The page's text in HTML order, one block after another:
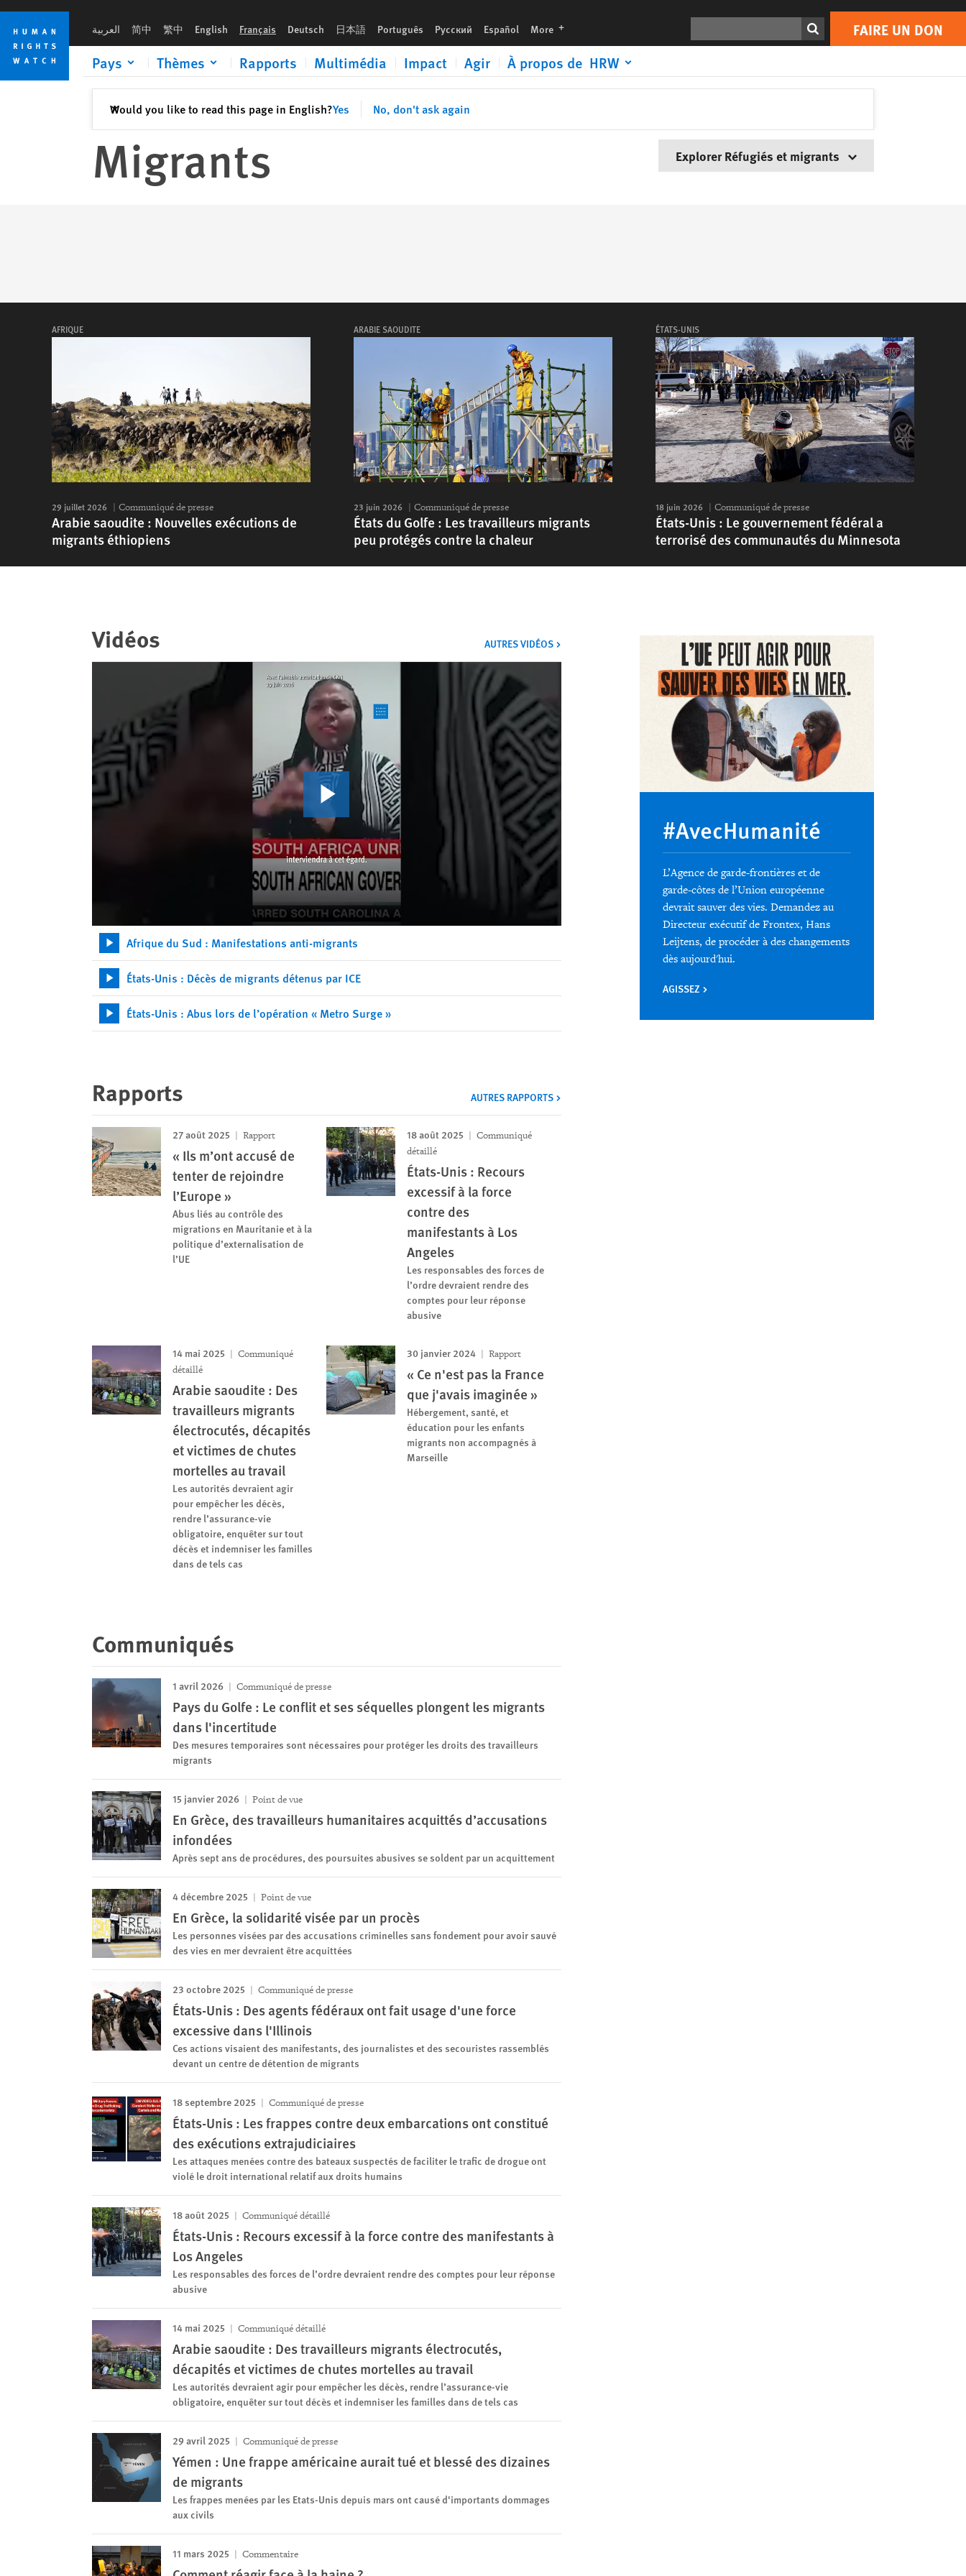
Skip
cookie
privacy
notice
Skip
main
content
العربية 简中 繁中 English Français Deutsch 日本語 Português Русский Español More languages FAIRE UN DON
Pays Thèmes Rapports Multimédia Impact Agir À propos de HRW
Would you like to read this page in English?Yes No, don't ask again
✕Fermer
Explorer Réfugiés et migrants
Migrants
AFRIQUE
29 juillet 2026 Communiqué de presse
Arabie saoudite : Nouvelles exécutions de
migrants éthiopiens
ARABIE SAOUDITE
23 juin 2026 Communiqué de presse
États du Golfe : Les travailleurs migrants
peu protégés contre la chaleur
ÉTATS-UNIS
18 juin 2026 Communiqué de presse
États-Unis : Le gouvernement fédéral a
terrorisé des communautés du Minnesota
Vidéos AUTRES VIDÉOS VIDÉOS
Afrique du Sud : Manifestations anti-migrants
États-Unis : Décès de migrants détenus par ICE
États-Unis : Abus lors de l’opération « Metro Surge »
Rapports AUTRES RAPPORTS
27 août 2025 Rapport
« Ils m’ont accusé de
tenter de rejoindre
l’Europe »
Abus liés au contrôle des
migrations en Mauritanie et à la
politique d’externalisation de
l’UE
18 août 2025
Communiqué
détaillé
États-Unis : Recours
excessif à la force
contre des
manifestants à Los
Angeles
Les responsables des forces de
l’ordre devraient rendre des
comptes pour leur réponse
abusive
14 mai 2025
Communiqué
détaillé
Arabie saoudite : Des
travailleurs migrants
électrocutés, décapités
et victimes de chutes
mortelles au travail
Les autorités devraient agir
pour empêcher les décès,
rendre l’assurance-vie
obligatoire, enquêter sur tout
décès et indemniser les familles
dans de tels cas
30 janvier 2024 Rapport
« Ce n'est pas la France
que j'avais imaginée »
Hébergement, santé, et
éducation pour les enfants
migrants non accompagnés à
Marseille
Communiqués
1 avril 2026 Communiqué de presse
Pays du Golfe : Le conflit et ses séquelles plongent les migrants
dans l'incertitude
Des mesures temporaires sont nécessaires pour protéger les droits des travailleurs
migrants
15 janvier 2026 Point de vue
En Grèce, des travailleurs humanitaires acquittés d’accusations
infondées
Après sept ans de procédures, des poursuites abusives se soldent par un acquittement
4 décembre 2025 Point de vue
En Grèce, la solidarité visée par un procès
Les personnes visées par des accusations criminelles sans fondement pour avoir sauvé
des vies en mer devraient être acquittées
23 octobre 2025 Communiqué de presse
États-Unis : Des agents fédéraux ont fait usage d'une force
excessive dans l'Illinois
Ces actions visaient des manifestants, des journalistes et des secouristes rassemblés
devant un centre de détention de migrants
18 septembre 2025 Communiqué de presse
États-Unis : Les frappes contre deux embarcations ont constitué
des exécutions extrajudiciaires
Les attaques menées contre des bateaux suspectés de faciliter le trafic de drogue ont
violé le droit international relatif aux droits humains
18 août 2025 Communiqué détaillé
États-Unis : Recours excessif à la force contre des manifestants à
Los Angeles
Les responsables des forces de l’ordre devraient rendre des comptes pour leur réponse
abusive
14 mai 2025 Communiqué détaillé
Arabie saoudite : Des travailleurs migrants électrocutés,
décapités et victimes de chutes mortelles au travail
Les autorités devraient agir pour empêcher les décès, rendre l’assurance-vie
obligatoire, enquêter sur tout décès et indemniser les familles dans de tels cas
29 avril 2025 Communiqué de presse
Yémen : Une frappe américaine aurait tué et blessé des dizaines
de migrants
Les frappes menées par les Etats-Unis depuis mars ont causé d'importants dommages
aux civils
11 mars 2025 Commentaire
#AvecHumanité
L’Agence de garde-frontières et de
garde-côtes de l’Union européenne
devrait sauver des vies. Demandez au
Directeur exécutif de Frontex, Hans
Leijtens, de procéder à des changements
dès aujourd'hui.
AGISSEZ